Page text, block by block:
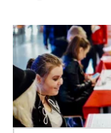
Ta sekcja